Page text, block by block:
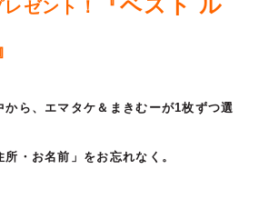
ゼント！
『ベスト ル
から、エマタケ＆まきむーが1枚ずつ選
所・お名前」をお忘れなく。